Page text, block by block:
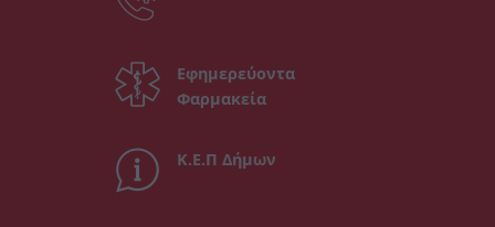
Εφημερεύοντα
Φαρμακεία
Κ.Ε.Π Δήμων